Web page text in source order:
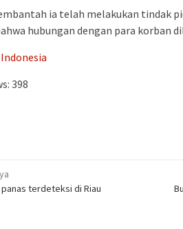
ia telah melakukan tindak
hubungan dengan para korban
Indonesia
398
terdeteksi di Riau